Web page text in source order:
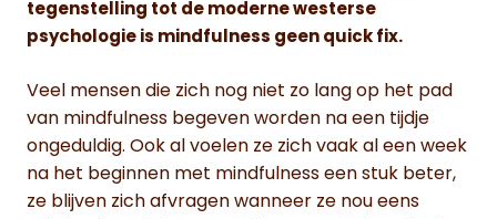
tegenstelling tot de moderne westerse
psychologie is mindfulness geen quick fix.
Veel mensen die zich nog niet zo lang op het pad
van mindfulness begeven worden na een tijdje
ongeduldig. Ook al voelen ze zich vaak al een week
na het beginnen met mindfulness een stuk beter,
ze blijven zich afvragen wanneer ze nou eens